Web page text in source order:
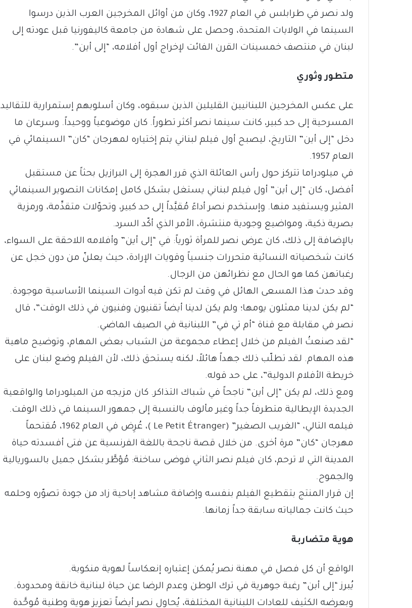
ولد نصر في طرابلس في العام 1927، وكان من أوائل المخرجين العرب الذين درسوا
السينما في الولايات المتحدة، وحصل على شهادة من جامعة كاليفورنيا قبل عودته إلى
لبنان في منتصف خمسينات القرن الفائت لإخراج أول أفلامه، “إلى أين”.
متطور وثوري
على عكس المخرجين اللبنانيين القليلين الذين سبقوه، وكان أسلوبهم إستمرارية للتقاليد
المسرحية إلى حد كبير، كانت سينما نصر أكثر تطوراً. كان موضوعياً ووحيداً. وسرعان ما
دخل “إلى أين” التاريخ، ليصبح أول فيلم لبناني يتم إختياره لمهرجان “كان” السينمائي في
العام 1957.
في ميلودراما تتركز حول رأس العائلة الذي قرر الهجرة إلى البرازيل بحثاً عن مستقبل
أفضل، كان “إلى أين” أول فيلم لبناني يستغل بشكل كامل إمكانات التصوير السينمائي
المثير ويستفيد منها. وإستخدم نصر أداءً مُقيَّداً إلى حد كبير، وتحوّلات متقدِّمة، ورمزية
بصرية ذكية، ومواضيع وجودية منتشرة، الأمر الذي أكّد السرد.
بالإضافة إلى ذلك، كان عرض نصر للمرأة ثورياً: في “إلى أين” وأفلامه اللاحقة على السواء،
كانت شخصياته النسائية متحررات جنسياً وقويات الإرادة، حيث يعلنّ من دون خجل عن
رغباتهن كما هو الحال مع نظرائهن من الرجال.
وقد حدث هذا المسعى الهائل في وقت لم تكن فيه أدوات السينما الأساسية موجودة.
“لم يكن لدينا ممثلون يومها؛ ولم يكن لدينا أيضاً تقنيون وفنيون في ذلك الوقت”، قال
نصر في مقابلة مع قناة “أم تي في” اللبنانية في الصيف الماضي.
“لقد صنعتُ الفيلم من خلال إعطاء مجموعة من الشباب بعض المهام، وتوضيح ماهية
هذه المهام. لقد تطلّب ذلك جهداً هائلاً، لكنه يستحق ذلك، لأن الفيلم وضع لبنان على
خريطة الأفلام الدولية”، على حد قوله.
ومع ذلك، لم يكن “إلى أين” ناجحاً في شباك التذاكر. كان مزيجه من الميلودراما والواقعية
الجديدة الإيطالية متطرفاً جداً وغير مألوف بالنسبة إلى جمهور السينما في ذلك الوقت.
فيلمه التالي، “الغريب الصغير” (Le Petit Étranger )، عُرِض في العام 1962، مُقتحماً
مهرجان “كان” مرة أخرى. من خلال قصة ناجحة باللغة الفرنسية عن فتى أفسدته حياة
المدينة التي لا ترحم، كان فيلم نصر الثاني فوضى ساخنة: مُؤطَّر بشكل جميل بالسوريالية
والجموح.
إن قرار المنتج بتقطيع الفيلم بنفسه وإضافة مشاهد إباحية زاد من جودة تصوّره وحلمه
حيث كانت جمالياته سابقة جداً زمانها.
هوية متضاربة
الواقع أن كل فصل في مهنة نصر يُمكن إعتباره إنعكاساً لهوية منكوبة.
يُبرز “إلى أبن” رغبة جوهرية في ترك الوطن وعدم الرضا عن حياة لبنانية خانقة ومحدودة.
وبعرضه الكثيف للعادات اللبنانية المختلفة، يُحاول نصر أيضاً تعزيز هوية وطنية مُوحَّدة